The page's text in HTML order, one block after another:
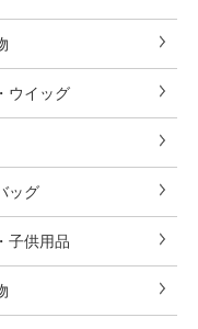
ウイッグ
ッグ
子供用品